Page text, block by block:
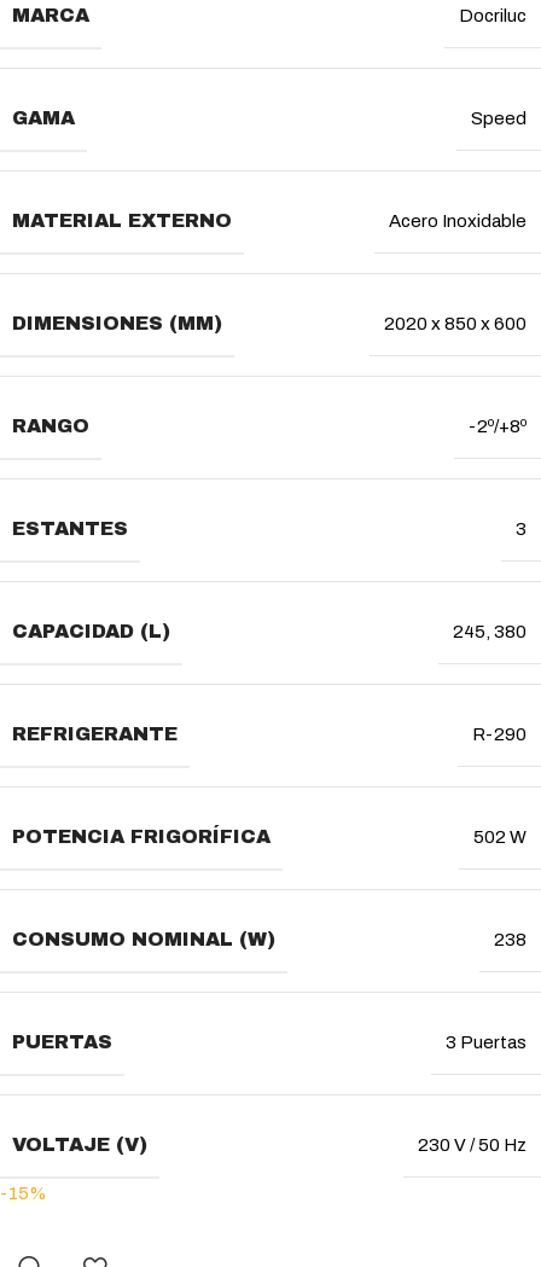
MARCA Docriluc
GAMA Speed
MATERIAL EXTERNO Acero Inoxidable
DIMENSIONES (MM) 2020 x 850 x 600
RANGO -2º/+8º
ESTANTES 3
CAPACIDAD (L) 245, 380
REFRIGERANTE R-290
POTENCIA FRIGORÍFICA 502 W
CONSUMO NOMINAL (W) 238
PUERTAS 3 Puertas
VOLTAJE (V) 230 V / 50 Hz
-15%